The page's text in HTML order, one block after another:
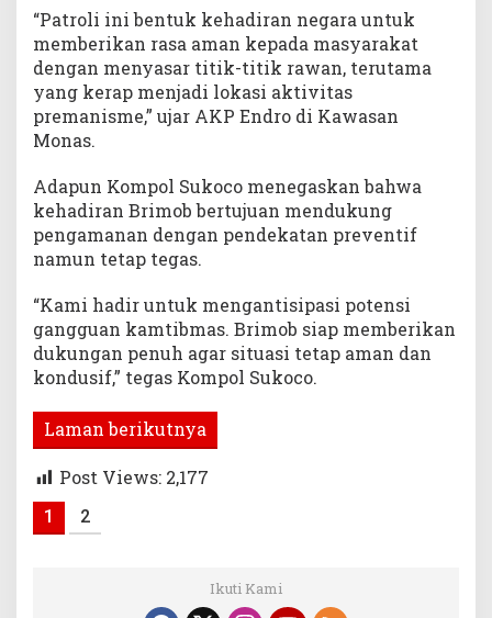
“Patroli ini bentuk kehadiran negara untuk
memberikan rasa aman kepada masyarakat
dengan menyasar titik-titik rawan, terutama
yang kerap menjadi lokasi aktivitas
premanisme,” ujar AKP Endro di Kawasan
Monas.
Adapun Kompol Sukoco menegaskan bahwa
kehadiran Brimob bertujuan mendukung
pengamanan dengan pendekatan preventif
namun tetap tegas.
“Kami hadir untuk mengantisipasi potensi
gangguan kamtibmas. Brimob siap memberikan
dukungan penuh agar situasi tetap aman dan
kondusif,” tegas Kompol Sukoco.
Laman berikutnya
Post Views: 2,177
1 2
Ikuti Kami